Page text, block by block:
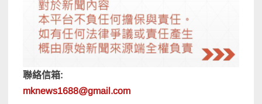
聯絡信箱:
mknews1688@gmail.com